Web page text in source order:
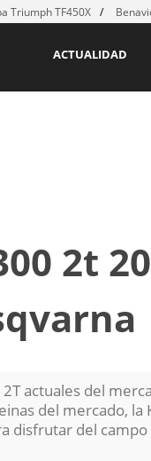
Triumph TF450X
ACTUALIDAD
2t
actuales del
del mercado, la
disfrutar del